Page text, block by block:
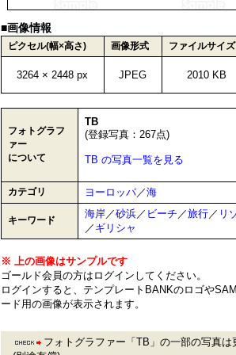
■画像情報
ピクセル(幅×高さ) 画像形式 ファイルサイズ
3264 × 2448 px JPEG 2010 KB
フォトグラフ
ァー
について
TB
(登録写真：267点)
TB の写真一覧を見る
カテゴリ ヨーロッパ／海
キーワード
海岸／砂浜／ ビーチ ／旅行／ リ
／ ギリシャ
※ 上の画像はサンプルです
ゴールド会員の方はログインしてください。
ログインすると、テンプレートBANKのロゴや
ード用の画像が表示されます。
フォトグラファー「TB」の一部の写真